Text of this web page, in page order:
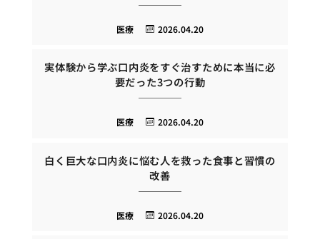
2026.04.20
医療
実体験から学ぶ口内炎をすぐ治すために本当に必
要だった3つの行動
2026.04.20
医療
白く巨大な口内炎に悩む人を救った食事と習慣の
改善
2026.04.20
医療